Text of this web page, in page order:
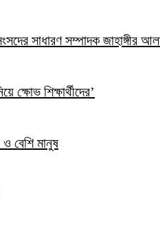
সাধারণ সম্পাদক জাহাঙ্গীর
ক্ষোভ শিক্ষার্থীদের’
বেশি মানুষ